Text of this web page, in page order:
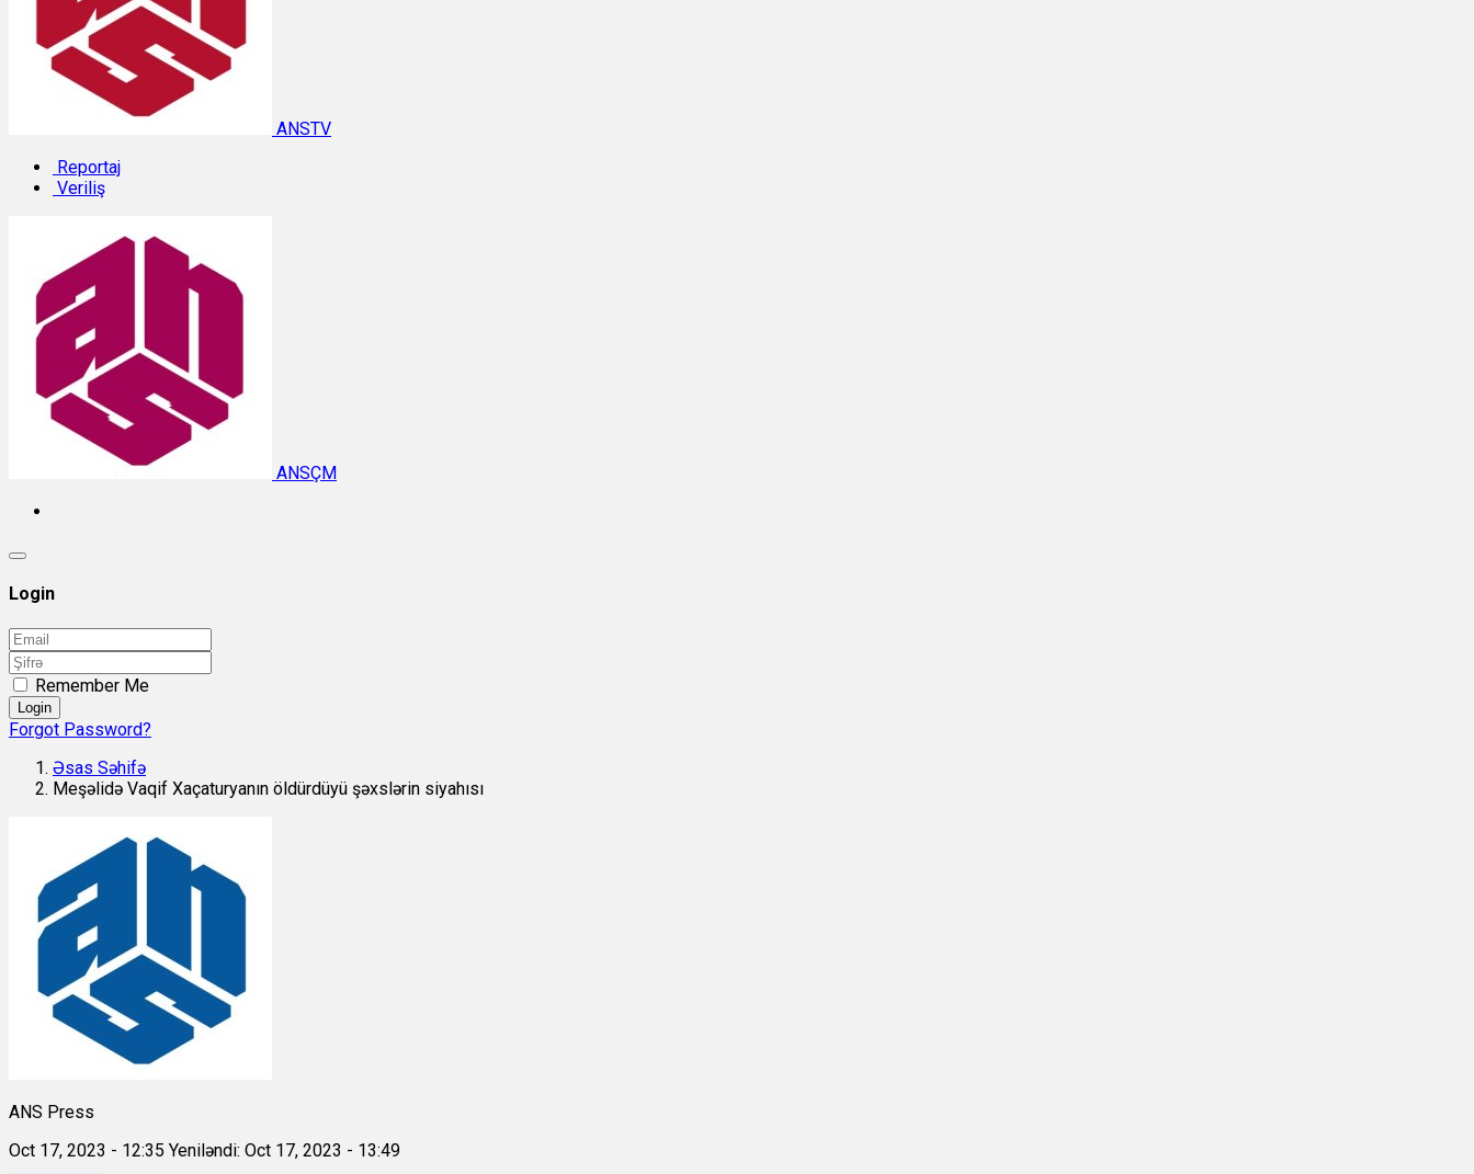
ANSTV
Reportaj
Veriliş
ANSÇM
Login
Remember Me
Login
Forgot Password?
Əsas Səhifə
Meşəlidə Vaqif Xaçaturyanın öldürdüyü şəxslərin siyahısı
ANS Press
Oct 17, 2023 - 12:35 Yeniləndi: Oct 17, 2023 - 13:49